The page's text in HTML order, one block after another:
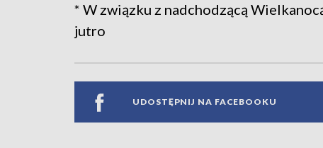
* W związku z nadchodzącą
jutro
UDOSTĘPNIJ NA FACEBOOKU